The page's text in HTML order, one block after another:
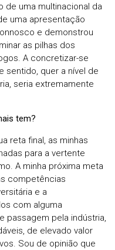
de uma multinacional da
uma apresentação
e demonstrou
as pilhas dos
A concretizar-se
sentido, quer a nível de
seria extremamente
tem?
reta final, as minhas
para a vertente
A minha próxima meta
competências
e a
com alguma
passagem pela indústria,
de elevado valor
Sou de opinião que